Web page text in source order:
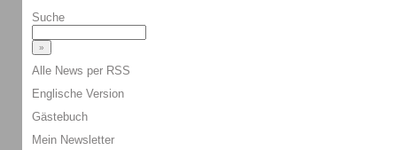
Suche
Alle News per RSS
Englische Version
Gästebuch
Mein Newsletter